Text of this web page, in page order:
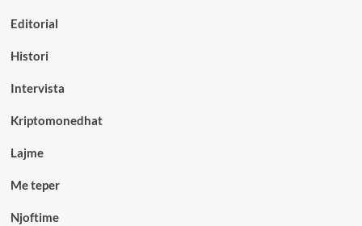
Editorial
Histori
Intervista
Kriptomonedhat
Lajme
Me teper
Njoftime